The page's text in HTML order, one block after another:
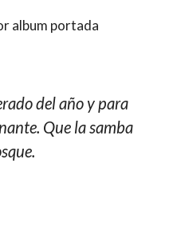
del año y para
Que la samba